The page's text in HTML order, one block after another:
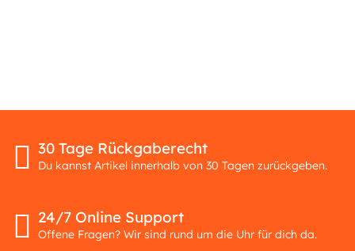
30 Tage Rückgaberecht
Du kannst Artikel innerhalb von 30 Tagen zurückgeben.
24/7 Online Support
Offene Fragen? Wir sind rund um die Uhr für dich da.